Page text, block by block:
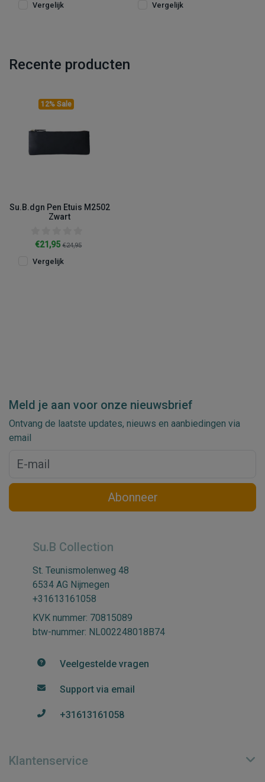
Vergelijk Vergelijk
Recente producten
12% Sale
Su.B.dgn Pen Etuis M2502
Zwart
€21,95€24,95
Vergelijk
Meld je aan voor onze nieuwsbrief
Ontvang de laatste updates, nieuws en aanbiedingen via
email
Abonneer
Su.B Collection
St. Teunismolenweg 48
6534 AG Nijmegen
+31613161058
KVK nummer: 70815089
btw-nummer: NL002248018B74
Veelgestelde vragen
Support via email
+31613161058
Klantenservice